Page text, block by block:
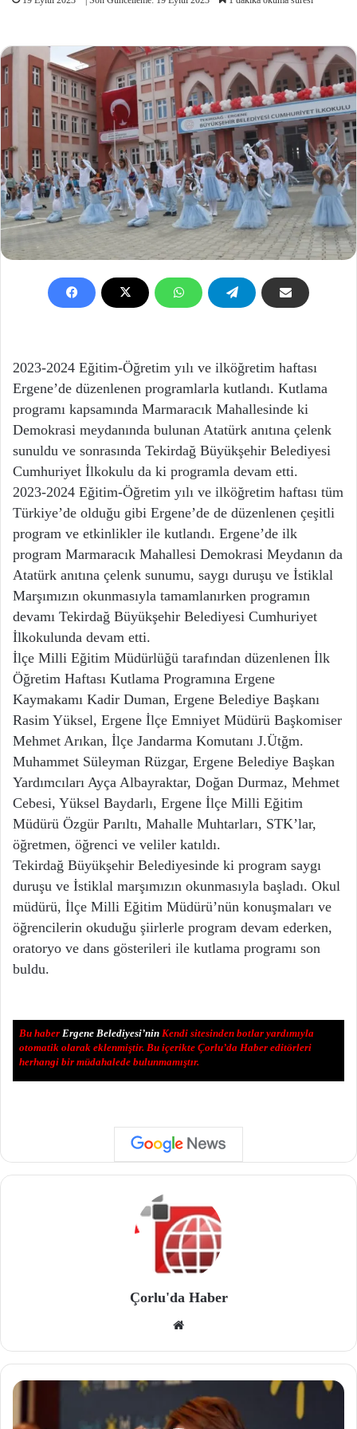
2023-2024 Eğitim-Öğretim yılı ve ilköğretim haftası
Ergene’de düzenlenen programlarla kutlandı. Kutlama
programı kapsamında Marmaracık Mahallesinde ki
Demokrasi meydanında bulunan Atatürk anıtına çelenk
sunuldu ve sonrasında Tekirdağ Büyükşehir Belediyesi
Cumhuriyet İlkokulu da ki programla devam etti.
2023-2024 Eğitim-Öğretim yılı ve ilköğretim haftası tüm
Türkiye’de olduğu gibi Ergene’de de düzenlenen çeşitli
program ve etkinlikler ile kutlandı. Ergene’de ilk
program Marmaracık Mahallesi Demokrasi Meydanın da
Atatürk anıtına çelenk sunumu, saygı duruşu ve İstiklal
Marşımızın okunmasıyla tamamlanırken programın
devamı Tekirdağ Büyükşehir Belediyesi Cumhuriyet
İlkokulunda devam etti.
İlçe Milli Eğitim Müdürlüğü tarafından düzenlenen İlk
Öğretim Haftası Kutlama Programına Ergene
Kaymakamı Kadir Duman, Ergene Belediye Başkanı
Rasim Yüksel, Ergene İlçe Emniyet Müdürü Başkomiser
Mehmet Arıkan, İlçe Jandarma Komutanı J.Ütğm.
Muhammet Süleyman Rüzgar, Ergene Belediye Başkan
Yardımcıları Ayça Albayraktar, Doğan Durmaz, Mehmet
Cebesi, Yüksel Baydarlı, Ergene İlçe Milli Eğitim
Müdürü Özgür Parıltı, Mahalle Muhtarları, STK’lar,
öğretmen, öğrenci ve veliler katıldı.
Tekirdağ Büyükşehir Belediyesinde ki program saygı
duruşu ve İstiklal marşımızın okunmasıyla başladı. Okul
müdürü, İlçe Milli Eğitim Müdürü’nün konuşmaları ve
öğrencilerin okuduğu şiirlerle program devam ederken,
oratoryo ve dans gösterileri ile kutlama programı son
buldu.
Bu haberErgene Belediyesi’nin Kendi sitesinden botlar yardımıyla
otomatik olarak eklenmiştir. Bu içerikte Çorlu’da Haber editörleri
herhangi bir müdahalede bulunmamıştır.
Çorlu'da Haber
site
si